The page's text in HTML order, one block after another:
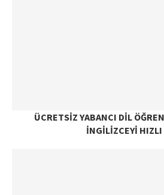
ÜCRETSIZ YABANCI DIL
İNGILIZCEYI HIZLI